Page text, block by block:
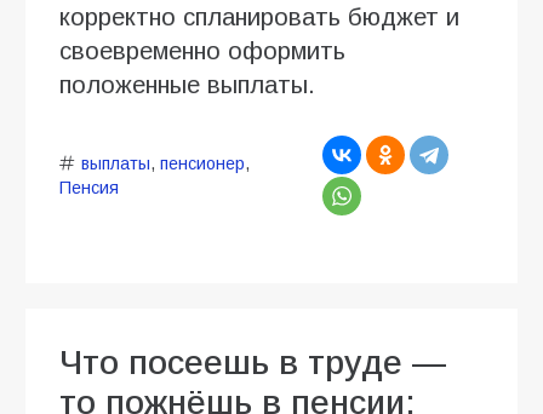
корректно спланировать бюджет и
своевременно оформить
положенные выплаты.
выплаты, пенсионер,
Пенсия
Что посеешь в труде —
то пожнёшь в пенсии: